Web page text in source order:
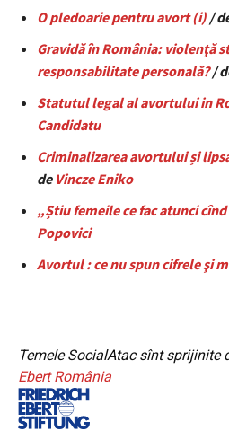
O pledoarie pentru avort (i) /
Gravidă în România: violenţă
responsabilitate personală?/
Statutul legal al avortului in
Candidatu
Criminalizarea avortului și
de Vincze Eniko
„Știu femeile ce fac atunci
Popovici
Avortul : ce nu spun cifrele şi
Temele SocialAtac sînt sprijinite
Ebert România